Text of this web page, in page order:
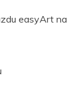
easyArt na